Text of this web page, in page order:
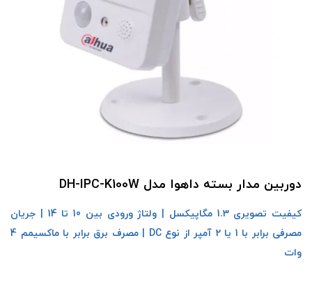
دوربین مدار بسته داهوا مدل DH-IPC-K100W
کیفیت تصویری 1.3 مگاپیکسل | ولتاژ ورودی بین 10 تا 14 | جریان
مصرفی برابر با 1 یا 2 آمپر از نوع DC | مصرف برق برابر با ماکسیمم 4
وات